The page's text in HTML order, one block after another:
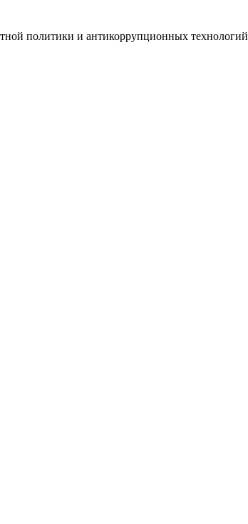
политики и антикоррупционных технологий